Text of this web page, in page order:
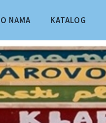
O NAMA KATALOG